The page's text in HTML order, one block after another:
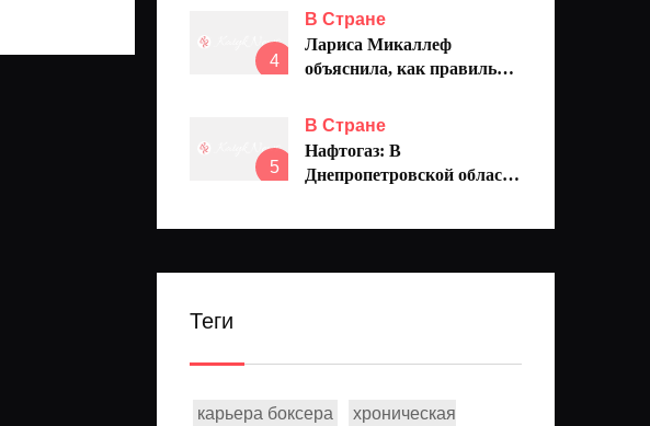
продолжают снижаться
4
В Стране
Лариса Микаллеф
объяснила, как правильно
5
В Стране
Нафтогаз: В
Днепропетровской области
Теги
карьера боксера
хроническая